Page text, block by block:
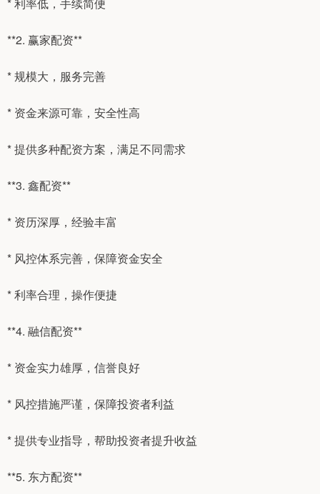
* 利率低，手续简便
**2. 赢家配资**
* 规模大，服务完善
* 资金来源可靠，安全性高
* 提供多种配资方案，满足不同需求
**3. 鑫配资**
* 资历深厚，经验丰富
* 风控体系完善，保障资金安全
* 利率合理，操作便捷
**4. 融信配资**
* 资金实力雄厚，信誉良好
* 风控措施严谨，保障投资者利益
* 提供专业指导，帮助投资者提升收益
**5. 东方配资**